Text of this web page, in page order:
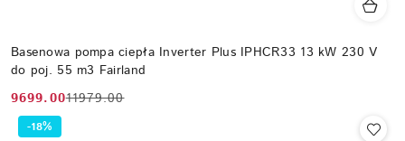
Basenowa pompa ciepła Inverter Plus IPHCR33 13 kW 230 V
do poj. 55 m3 Fairland
Cena
promocyjna:
9699.00
Cena
przed
11979.00
-18%